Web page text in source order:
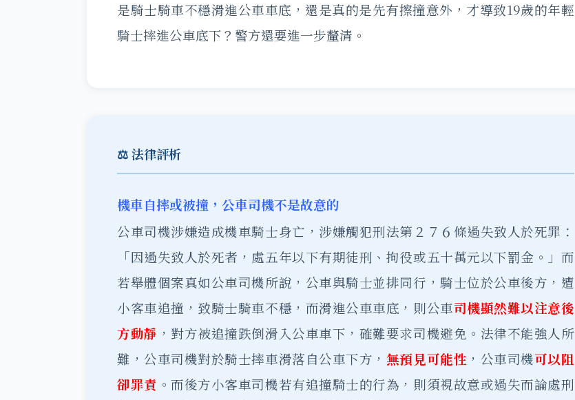
是騎士騎車不穩滑進公車車底，還是真的是先有擦撞意外，才導致19歲的年輕
騎士摔進公車底下？警方還要進一步釐清。
⚖️ 法律評析
機車自摔或被撞，公車司機不是故意的
公車司機涉嫌造成機車騎士身亡，涉嫌觸犯刑法第２７６條過失致人於死罪：
「因過失致人於死者，處五年以下有期徒刑、拘役或五十萬元以下罰金。」而
若舉體個案真如公車司機所說，公車與騎士並排同行，騎士位於公車後方，遭
小客車追撞，致騎士騎車不穩，而滑進公車車底，則公車司機顯然難以注意後
方動靜 ，對方被追撞跌倒滑入公車車下，確難要求司機避免。法律不能強人所
難，公車司機對於騎士摔車滑落自公車下方， 無預見可能性 ，公車司機可以阻
卻罪責 。而後方小客車司機若有追撞騎士的行為，則須視故意或過失而論處刑